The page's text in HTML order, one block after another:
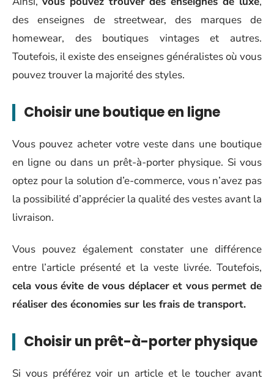
des enseignes de streetwear, des marques de
homewear, des boutiques vintages et autres.
Toutefois, il existe des enseignes généralistes où vous
pouvez trouver la majorité des styles.
Choisir une boutique en ligne
Vous pouvez acheter votre veste dans une boutique
en ligne ou dans un prêt-à-porter physique. Si vous
optez pour la solution d’e-commerce, vous n’avez pas
la possibilité d’apprécier la qualité des vestes avant la
livraison.
Vous pouvez également constater une différence
entre l’article présenté et la veste livrée. Toutefois,
cela vous évite de vous déplacer et vous permet de
réaliser des économies sur les frais de transport.
Choisir un prêt-à-porter physique
Si vous préférez voir un article et le toucher avant